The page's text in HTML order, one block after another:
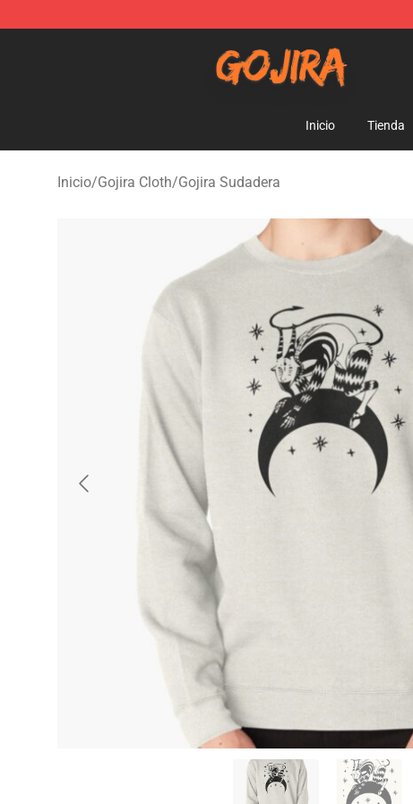
Inicio Tienda
Inicio/Gojira Cloth/Gojira Sudadera